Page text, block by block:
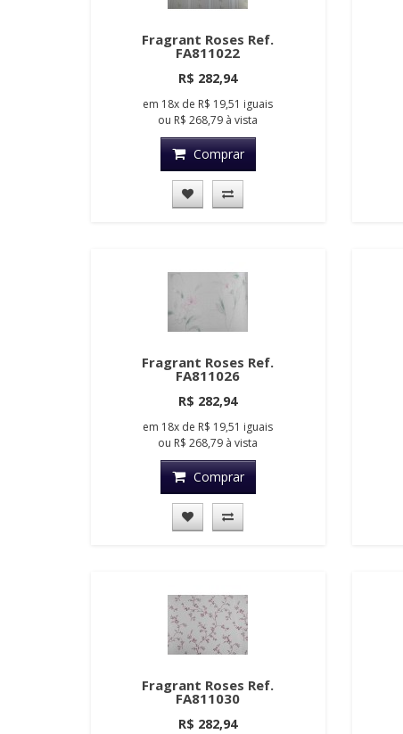
Fragrant Roses Ref.
FA811022
R$ 282,94
em 18x de R$ 19,51 iguais
ou R$ 268,79 à vista
Comprar
Fragrant Roses Ref.
FA811026
R$ 282,94
em 18x de R$ 19,51 iguais
ou R$ 268,79 à vista
Comprar
Fragrant Roses Ref.
FA811030
R$ 282,94